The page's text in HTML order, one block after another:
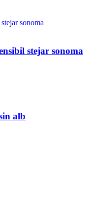
stejar sonoma
alb